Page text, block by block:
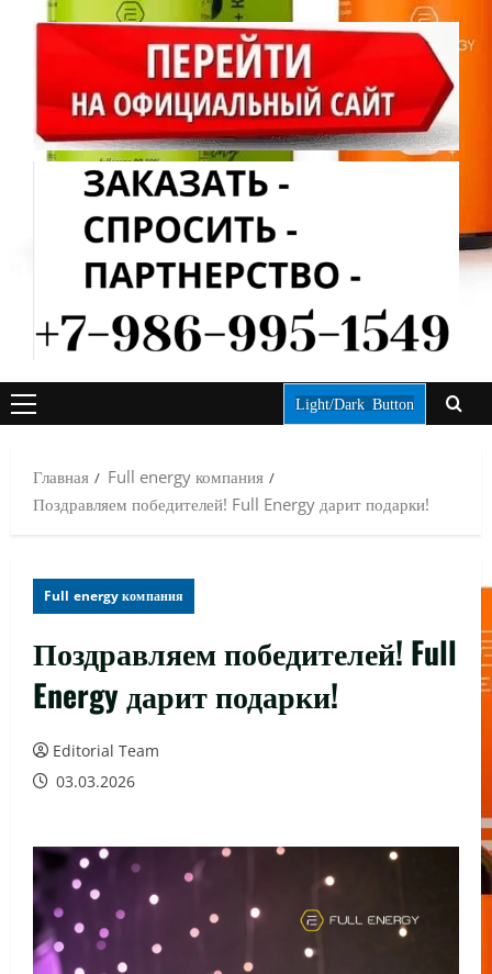
ОСНОВНОЕ
Light/Dark Button
Главная
Full energy компания
Поздравляем победителей! Full Energy дарит подарки!
Full energy компания
Поздравляем победителей! Full
Energy дарит подарки!
Editorial Team
03.03.2026